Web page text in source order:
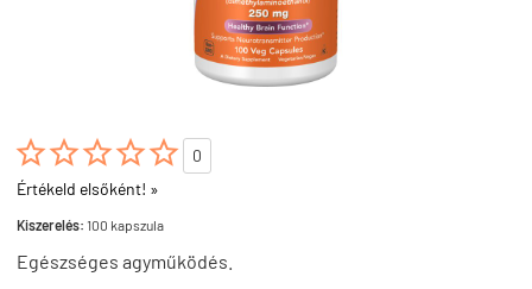

0
Értékeld elsőként! »
Kiszerelés: 100 kapszula
Egészséges agyműködés.